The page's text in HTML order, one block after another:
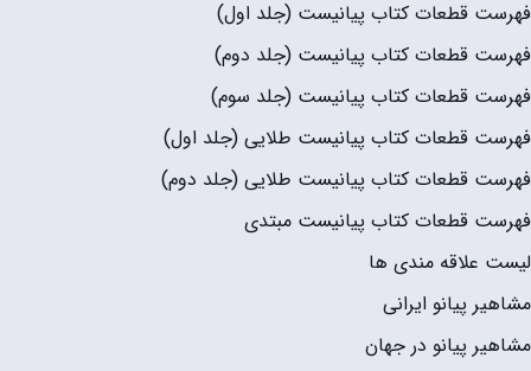
فهرست قطعات کتاب پیانیست (جلد اول)
فهرست قطعات کتاب پیانیست (جلد دوم)
فهرست قطعات کتاب پیانیست (جلد سوم)
فهرست قطعات کتاب پیانیست طلایی (جلد اول)
فهرست قطعات کتاب پیانیست طلایی (جلد دوم)
فهرست قطعات کتاب پیانیست مبتدی
لیست علاقه مندی ها
مشاهیر پیانو ایرانی
مشاهیر پیانو در جهان